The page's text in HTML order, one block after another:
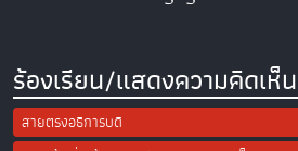
ร้องเรียน/แสดงความคิดเห็น
สายตรงอธิการบดี